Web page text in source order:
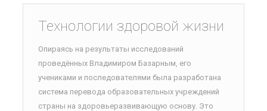
Технологии здоровой жизни
Опираясь на результаты исследований
проведённых Владимиром Базарным, его
учениками и последователями была разработана
система перевода образовательных учреждений
страны на здоровьеразвивающую основу. Это